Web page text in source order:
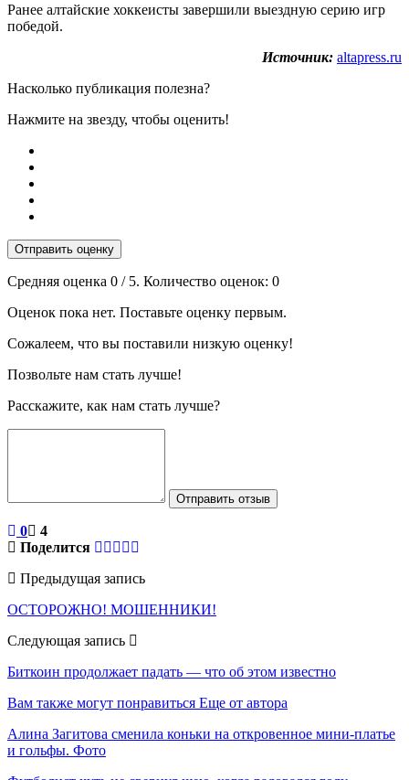
Ранее алтайские хоккеисты завершили выездную серию игр
победой.
Источник: altapress.ru
Насколько публикация полезна?
Нажмите на звезду, чтобы оценить!
Отправить оценку
Средняя оценка 0 / 5. Количество оценок: 0
Оценок пока нет. Поставьте оценку первым.
Сожалеем, что вы поставили низкую оценку!
Позвольте нам стать лучше!
Расскажите, как нам стать лучше?
Отправить отзыв
0
4
Поделится
Предыдущая запись
ОСТОРОЖНО! МОШЕННИКИ!
Следующая запись
Биткоин продолжает падать — что об этом известно
Вам также могут понравиться Еще от автора
Алина Загитова сменила коньки на откровенное мини-платье
и гольфы. Фото